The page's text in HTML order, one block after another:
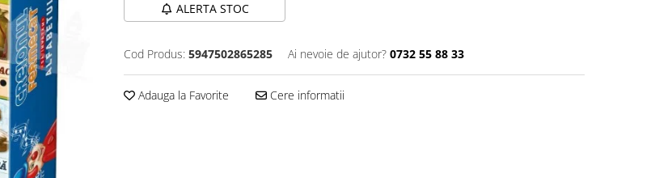
ALERTA STOC
Cod Produs: 5947502865285 Ai nevoie de ajutor? 0732 55 88 33
Adauga la Favorite Cere informatii